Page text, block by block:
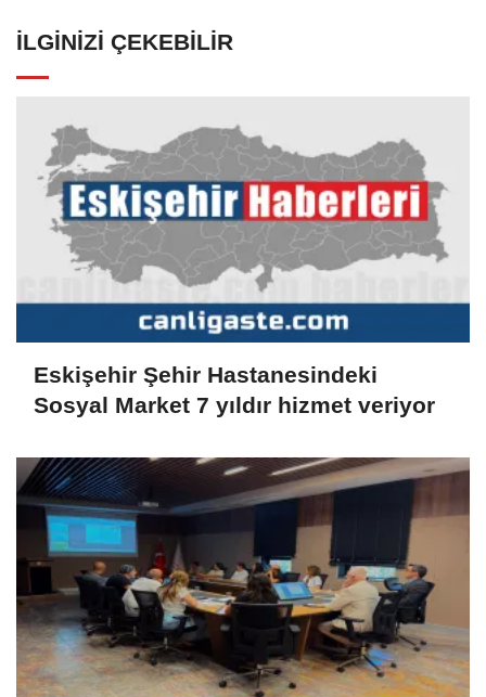
İLGINIZI ÇEKEBILIR
Eskişehir Şehir Hastanesindeki
Sosyal Market 7 yıldır hizmet veriyor